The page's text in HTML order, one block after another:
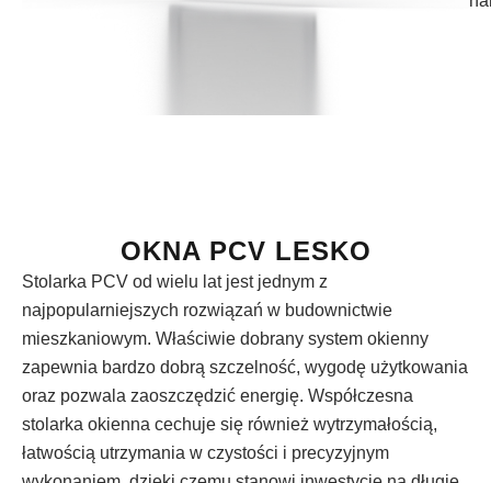
OKNA PCV LESKO
Stolarka PCV od wielu lat jest jednym z
najpopularniejszych rozwiązań w budownictwie
mieszkaniowym. Właściwie dobrany system okienny
zapewnia bardzo dobrą szczelność, wygodę użytkowania
oraz pozwala zaoszczędzić energię. Współczesna
stolarka okienna cechuje się również wytrzymałością,
łatwością utrzymania w czystości i precyzyjnym